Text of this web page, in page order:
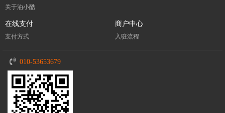
关于油小酷
在线支付
支付方式
商户中心
入驻流程
010-53653679